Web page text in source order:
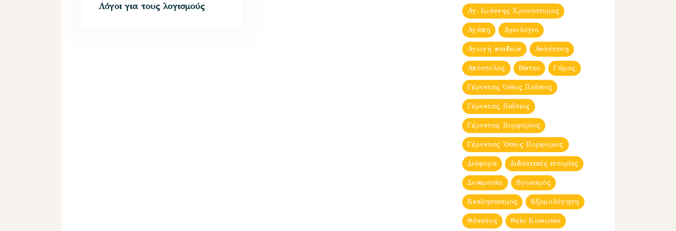
Λόγοι για τους λογισμούς Αγ. Ιωάννης Χρυσόστομος
Αγάπη Αγιολόγιο
Αγωγή παιδιών Ανάσταση
Απόστολος Βίντεο Γάμος
Γέροντας Όσιος Παΐσιος
Γέροντας Παΐσιος
Γέροντας Πορφύριος
Γέροντας Ὀσιος Πορφύριος
Διάφορα Διδακτικές ιστορίες
Δοκιμασία Εγωισμός
Εκκλησιασμός Εξομολόγηση
Θάνατος Θεία Κοινωνία